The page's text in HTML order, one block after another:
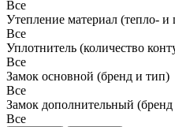
Все
Утепление материал (тепло-
Все
Уплотнитель (количество
Все
Замок основной (бренд и тип)
Все
Замок дополнительный
Все